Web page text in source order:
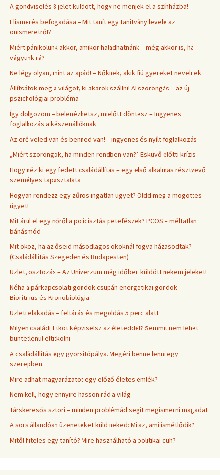
A gondviselés 8 jelet küldött, hogy ne menjek el a színházba!
Elismerés befogadása – Mit tanít egy tanítvány levele az
önismeretről?
Miért pánikolunk akkor, amikor haladhatnánk – még akkor is, ha
vágyunk rá?
Ne légy olyan, mint az apád! – Nőknek, akik fiú gyereket nevelnek.
Állítsátok meg a világot, ki akarok szállni! AI szorongás – az új
pszichológiai probléma
Így dolgozom – belenézhetsz, mielőtt döntesz – Ingyenes
foglalkozás a készenállóknak
Az erő veled van és benned van! – ingyenes és nyílt foglalkozás
„Miért szorongok, ha minden rendben van?” Esküvő előtti krízis
Hogy néz ki egy fedett családállítás – egy első alkalmas résztvevő
személyes tapasztalata
Hogyan rendezz egy zűrös ingatlan ügyet? Oldd meg a mögöttes
ügyet!
Mit árul el egy nőről a policisztás petefészek? PCOS – méltatlan
bánásmód
Mit okoz, ha az őseid másodlagos okoknál fogva házasodtak?
(Családállítás Szegeden és Budapesten)
Üzlet, osztozás – Az Univerzum még időben küldött nekem jeleket!
Néha a párkapcsolati gondok csupán energetikai gondok –
Bioritmus és Kronobiológia
Üzleti elakadás – feltárás és megoldás 5 perc alatt
Milyen családi titkot képviselsz az életeddel? Semmit nem lehet
büntetlenül eltitkolni
A családállítás egy gyorsítópálya. Megéri benne lenni egy
szerepben.
Mire adhat magyarázatot egy előző életes emlék?
Nem kell, hogy ennyire hasson rád a világ
Társkeresős sztori – minden problémád segít megismerni magadat
A sors állandóan üzeneteket küld neked: Mi az, ami ismétlődik?
Mitől hiteles egy tanító? Mire használható a politikai düh?